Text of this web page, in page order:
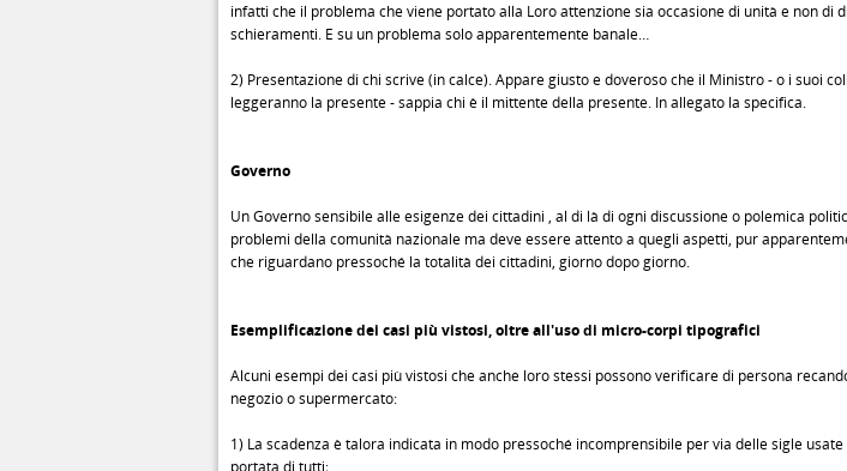
infatti che il problema che viene portato alla Loro attenzione sia occasione di unità e non di
schieramenti. E su un problema solo apparentemente banale…
2) Presentazione di chi scrive (in calce). Appare giusto e doveroso che il Ministro - o i suoi
leggeranno la presente - sappia chi è il mittente della presente. In allegato la specifica.
Governo
Un Governo sensibile alle esigenze dei cittadini , al di là di ogni discussione o polemica
problemi della comunità nazionale ma deve essere attento a quegli aspetti, pur
che riguardano pressoché la totalità dei cittadini, giorno dopo giorno.
Esemplificazione dei casi più vistosi, oltre all'uso di micro-corpi tipografici
Alcuni esempi dei casi più vistosi che anche loro stessi possono verificare di persona
negozio o supermercato:
1) La scadenza è talora indicata in modo pressoché incomprensibile per via delle sigle usate
portata di tutti;